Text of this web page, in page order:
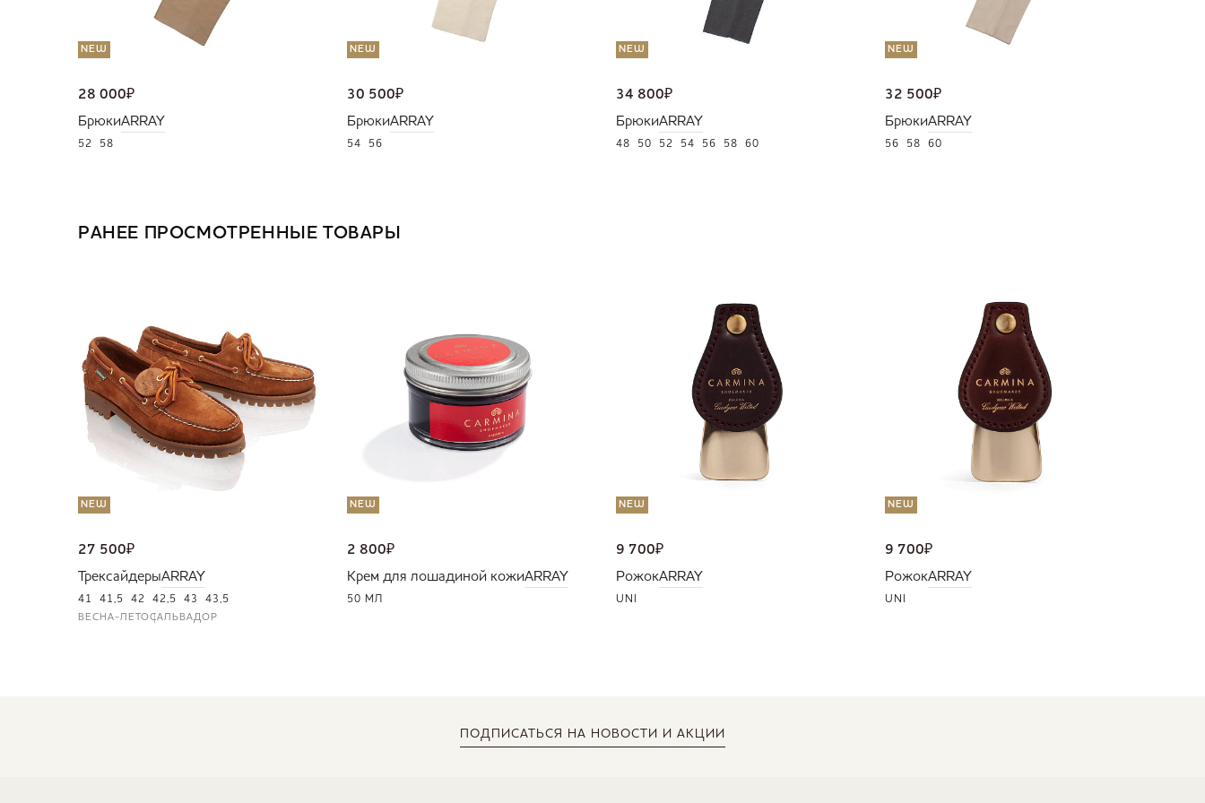
NEW
28 000₽
БрюкиARRAY
52 58
NEW
30 500₽
БрюкиARRAY
54 56
NEW
34 800₽
БрюкиARRAY
48 50 52 54 56 58 60
NEW
32 500₽
БрюкиARRAY
56 58 60
РАНЕЕ ПРОСМОТРЕННЫЕ ТОВАРЫ
NEW
27 500₽
ТрексайдерыARRAY
41 41,5 42 42,5 43 43,5
ВЕСНА-ЛЕТОСАЛЬВАДОР
NEW
2 800₽
Крем для лошадиной кожиARRAY
50 МЛ
NEW
9 700₽
РожокARRAY
UNI
NEW
9 700₽
РожокARRAY
UNI
ПОДПИСАТЬСЯ НА НОВОСТИ И АКЦИИ